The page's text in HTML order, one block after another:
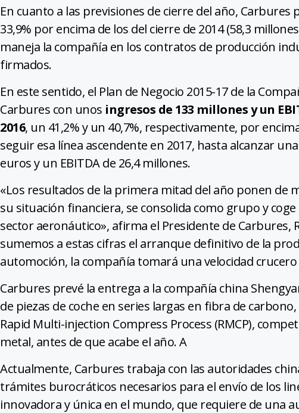
En cuanto a las previsiones de cierre del año,
33,9% por encima de los del cierre de 2014 (58,3
maneja la compañía en los contratos de producción
firmados.
En este sentido, el Plan de Negocio 2015-17 de la
Carbures con unos ingresos de 133 millones y un
2016, un 41,2% y un 40,7%, respectivamente, por
seguir esa línea ascendente en 2017, hasta alcanzar
euros y un EBITDA de 26,4 millones.
«Los resultados de la primera mitad del año ponen de
su situación financiera, se consolida como grupo y
sector aeronáutico», afirma el Presidente de Carbures,
sumemos a estas cifras el arranque definitivo de la
automoción, la compañía tomará una velocidad
Carbures prevé la entrega a la compañía china
de piezas de coche en series largas en fibra de
Rapid Multi-injection Compress Process (RMCP),
metal, antes de que acabe el año. A
Actualmente, Carbures trabaja con las autoridades
trámites burocráticos necesarios para el envío de los
innovadora y única en el mundo, que requiere de una